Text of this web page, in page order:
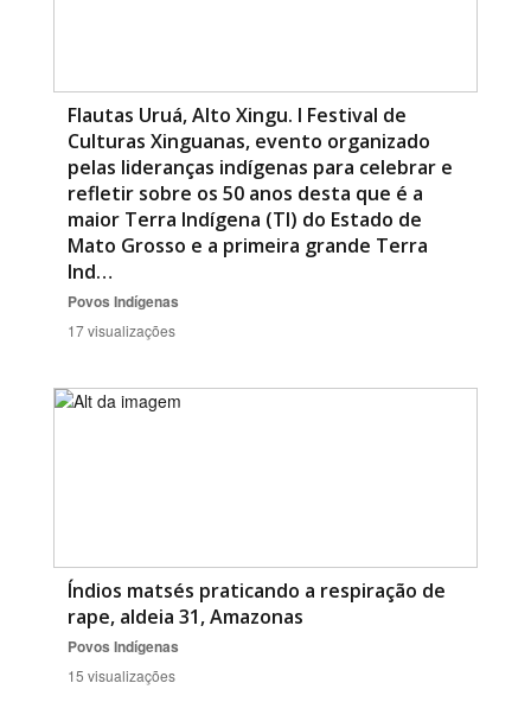
Flautas Uruá, Alto Xingu. I Festival de
Culturas Xinguanas, evento organizado
pelas lideranças indígenas para celebrar e
refletir sobre os 50 anos desta que é a
maior Terra Indígena (TI) do Estado de
Mato Grosso e a primeira grande Terra
Ind…
Povos Indígenas
17 visualizações
Índios matsés praticando a respiração de
rape, aldeia 31, Amazonas
Povos Indígenas
15 visualizações